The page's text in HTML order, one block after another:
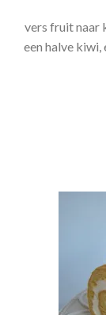
vers fruit naar
een halve kiwi,